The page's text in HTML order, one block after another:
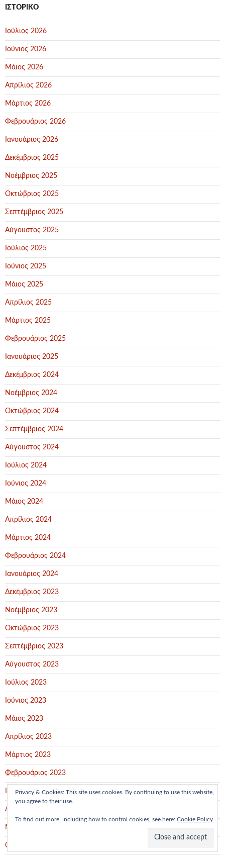
ΙΣΤΟΡΙΚΌ
Ιούλιος 2026
Ιούνιος 2026
Μάιος 2026
Απρίλιος 2026
Μάρτιος 2026
Φεβρουάριος 2026
Ιανουάριος 2026
Δεκέμβριος 2025
Νοέμβριος 2025
Οκτώβριος 2025
Σεπτέμβριος 2025
Αύγουστος 2025
Ιούλιος 2025
Ιούνιος 2025
Μάιος 2025
Απρίλιος 2025
Μάρτιος 2025
Φεβρουάριος 2025
Ιανουάριος 2025
Δεκέμβριος 2024
Νοέμβριος 2024
Οκτώβριος 2024
Σεπτέμβριος 2024
Αύγουστος 2024
Ιούλιος 2024
Ιούνιος 2024
Μάιος 2024
Απρίλιος 2024
Μάρτιος 2024
Φεβρουάριος 2024
Ιανουάριος 2024
Δεκέμβριος 2023
Νοέμβριος 2023
Οκτώβριος 2023
Σεπτέμβριος 2023
Αύγουστος 2023
Ιούλιος 2023
Ιούνιος 2023
Μάιος 2023
Απρίλιος 2023
Μάρτιος 2023
Φεβρουάριος 2023
Ιανουάριος 2023
Δεκέμβριος 2022
Νοέμβριος 2022
Οκτώβριος 2022
Privacy & Cookies: This site uses cookies. By continuing to use this website,
you agree to their use.
To find out more, including how to control cookies, see here: Cookie Policy